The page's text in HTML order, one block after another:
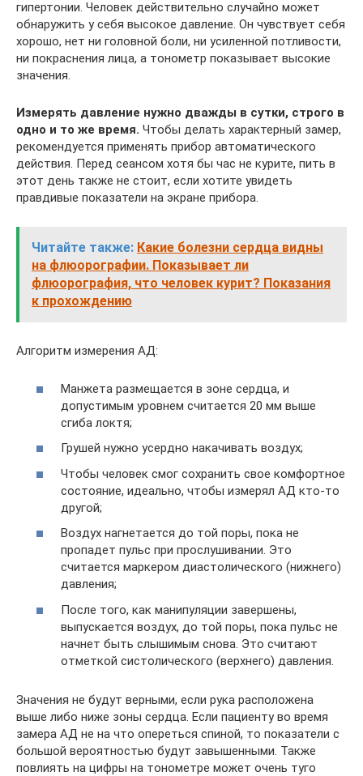
гипертонии. Человек действительно случайно может
обнаружить у себя высокое давление. Он чувствует себя
хорошо, нет ни головной боли, ни усиленной потливости,
ни покраснения лица, а тонометр показывает высокие
значения.
Измерять давление нужно дважды в сутки, строго в
одно и то же время. Чтобы делать характерный замер,
рекомендуется применять прибор автоматического
действия. Перед сеансом хотя бы час не курите, пить в
этот день также не стоит, если хотите увидеть
правдивые показатели на экране прибора.
Читайте также: Какие болезни сердца видны
на флюорографии. Показывает ли
флюорография, что человек курит? Показания
к прохождению
Алгоритм измерения АД:
Манжета размещается в зоне сердца, и
допустимым уровнем считается 20 мм выше
сгиба локтя;
Грушей нужно усердно накачивать воздух;
Чтобы человек смог сохранить свое комфортное
состояние, идеально, чтобы измерял АД кто-то
другой;
Воздух нагнетается до той поры, пока не
пропадет пульс при прослушивании. Это
считается маркером диастолического (нижнего)
давления;
После того, как манипуляции завершены,
выпускается воздух, до той поры, пока пульс не
начнет быть слышимым снова. Это считают
отметкой систолического (верхнего) давления.
Значения не будут верными, если рука расположена
выше либо ниже зоны сердца. Если пациенту во время
замера АД не на что опереться спиной, то показатели с
большой вероятностью будут завышенными. Также
повлиять на цифры на тонометре может очень туго